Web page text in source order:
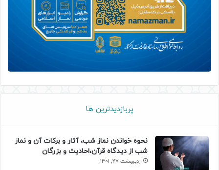
پربازدیدترین ها
نحوه خواندن نماز شب، آثار و برکات آن و نماز
شب از دیدگاه قرآن،احادیث و بزرگان
اردیبهشت 27, 1401